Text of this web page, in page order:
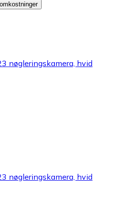
nøgleringskamera, hvid
nøgleringskamera, hvid